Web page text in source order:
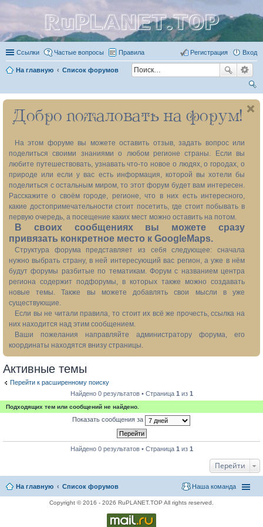
RuPLANET.TOP
Ссылки Частые вопросы Правила Вход
Регистрация
На главную Список форумов
ои
ск
Добро пожаловать на форум!
На этом форуме вы можете оставить отзыв, задать вопрос или
поделиться своими знаниями о любом регионе страны. Если вы
любите путешествовать, узнавать что-то новое о людях, о городах, о
природе или если у вас есть информация, которой вы хотели бы
поделиться с остальным миром, то этот форум будет вам интересен.
Расскажите о своём городе, регионе, что в них есть интересного,
какие достопримечательности стоит посетить, где стоит побывать в
первую очередь, а посещение каких мест можно оставить на потом.
В своих сообщениях вы можете сразу
привязать конкретное место к GoogleMaps.
Структура форума представляет из себя следующее: сначала
нужно выбрать страну, в ней интересующий вас регион, а уже в нём
будут форумы разбитые по тематикам. Форум с названием центра
региона содержит подфорумы, в которых также можно создавать
новые темы. Также вы можете добавлять свои мысли в уже
существующие.
Если вы не читали правила, то стоит их всё же прочесть, ссылка на
них находится над этим сообщением.
Ваши пожелания направляйте администратору форума, его
координаты находятся внизу страницы.
Активные темы
Перейти к расширенному поиску
Найдено 0 результатов • Страница 1 из 1
Подходящих тем или сообщений не найдено.
Показать сообщения за
Найдено 0 результатов • Страница 1 из 1
Перейти
На главную Список форумов Наша команда
Copyright © 2016 - 2026 RuPLANET.TOP All rights reserved.